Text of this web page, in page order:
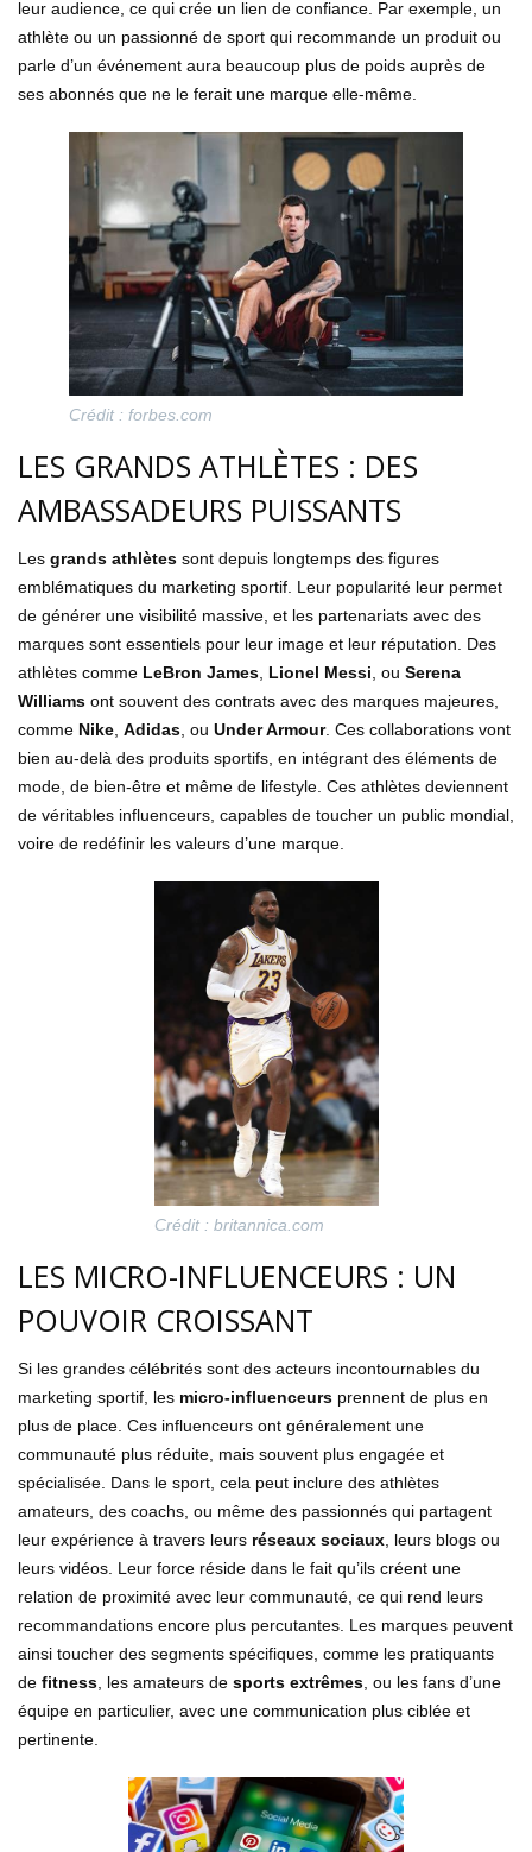
leur audience, ce qui crée un lien de confiance. Par exemple, un
athlète ou un passionné de sport qui recommande un produit ou
parle d’un événement aura beaucoup plus de poids auprès de
ses abonnés que ne le ferait une marque elle-même.
Crédit : forbes.com
LES GRANDS ATHLÈTES : DES
AMBASSADEURS PUISSANTS
Les grands athlètes sont depuis longtemps des figures
emblématiques du marketing sportif. Leur popularité leur permet
de générer une visibilité massive, et les partenariats avec des
marques sont essentiels pour leur image et leur réputation. Des
athlètes comme LeBron James, Lionel Messi, ou Serena
Williams ont souvent des contrats avec des marques majeures,
comme Nike, Adidas, ou Under Armour. Ces collaborations vont
bien au-delà des produits sportifs, en intégrant des éléments de
mode, de bien-être et même de lifestyle. Ces athlètes deviennent
de véritables influenceurs, capables de toucher un public mondial,
voire de redéfinir les valeurs d’une marque.
Crédit : britannica.com
LES MICRO-INFLUENCEURS : UN
POUVOIR CROISSANT
Si les grandes célébrités sont des acteurs incontournables du
marketing sportif, les micro-influenceurs prennent de plus en
plus de place. Ces influenceurs ont généralement une
communauté plus réduite, mais souvent plus engagée et
spécialisée. Dans le sport, cela peut inclure des athlètes
amateurs, des coachs, ou même des passionnés qui partagent
leur expérience à travers leurs réseaux sociaux, leurs blogs ou
leurs vidéos. Leur force réside dans le fait qu’ils créent une
relation de proximité avec leur communauté, ce qui rend leurs
recommandations encore plus percutantes. Les marques peuvent
ainsi toucher des segments spécifiques, comme les pratiquants
de fitness, les amateurs de sports extrêmes, ou les fans d’une
équipe en particulier, avec une communication plus ciblée et
pertinente.